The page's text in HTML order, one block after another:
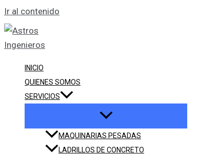
Ir al contenido
INICIO
QUIENES SOMOS
SERVICIOS
MAQUINARIAS PESADAS
LADRILLOS DE CONCRETO